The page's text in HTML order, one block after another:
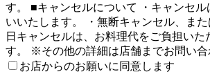
す。 ■キャンセルについて ・キャンセ
いいたします。 ・無断キャンセル、ま
日キャンセルは、お料理代をご負担いた
す。 ※その他の詳細は店舗までお問い合
お店からのお願いに同意します